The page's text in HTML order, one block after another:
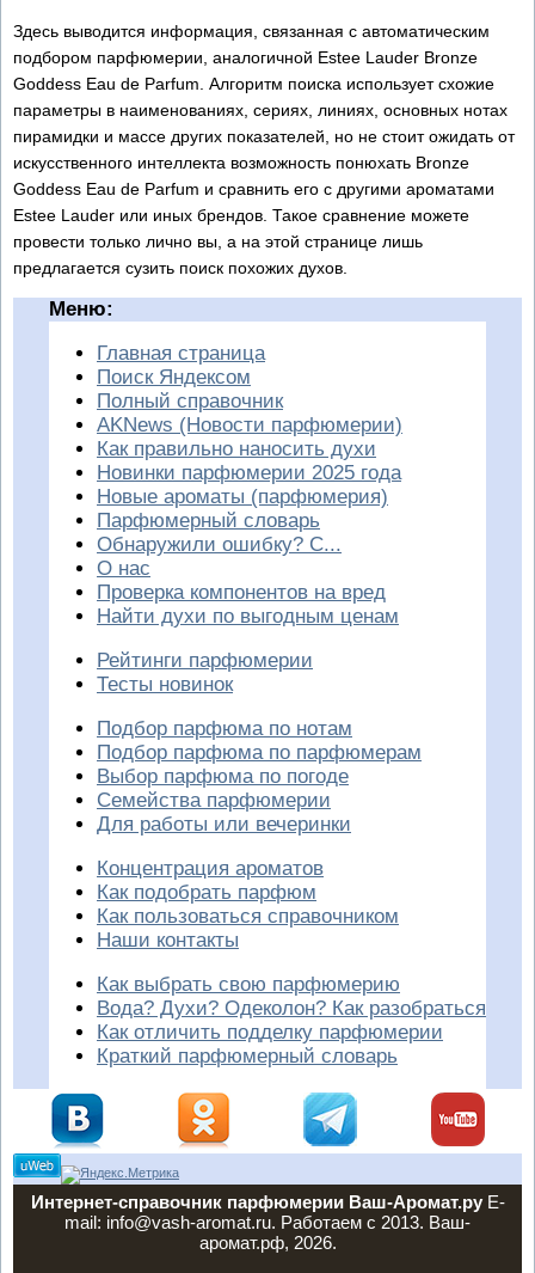
Здесь выводится информация, связанная с автоматическим
подбором парфюмерии, аналогичной Estee Lauder Bronze
Goddess Eau de Parfum. Алгоритм поиска использует схожие
параметры в наименованиях, сериях, линиях, основных нотах
пирамидки и массе других показателей, но не стоит ожидать от
искусственного интеллекта возможность понюхать Bronze
Goddess Eau de Parfum и сравнить его с другими ароматами
Estee Lauder или иных брендов. Такое сравнение можете
провести только лично вы, а на этой странице лишь
предлагается сузить поиск похожих духов.
Меню:
Главная страница
Поиск Яндексом
Полный справочник
AKNews (Новости парфюмерии)
Как правильно наносить духи
Новинки парфюмерии 2025 года
Новые ароматы (парфюмерия)
Парфюмерный словарь
Обнаружили ошибку? С...
О нас
Проверка компонентов на вред
Найти духи по выгодным ценам
Рейтинги парфюмерии
Тесты новинок
Подбор парфюма по нотам
Подбор парфюма по парфюмерам
Выбор парфюма по погоде
Семейства парфюмерии
Для работы или вечеринки
Концентрация ароматов
Как подобрать парфюм
Как пользоваться справочником
Наши контакты
Как выбрать свою парфюмерию
Вода? Духи? Одеколон? Как разобраться
Как отличить подделку парфюмерии
Краткий парфюмерный словарь
Интернет-справочник парфюмерии Ваш-Аромат.руE-
mail: info@vash-aromat.ru. Работаем с 2013. Ваш-
аромат.рф, 2026.